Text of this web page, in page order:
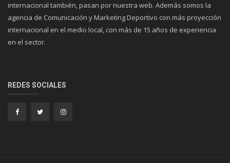
internacional también, pasan por nuestra web. Además somos la
agencia de Comunicación y Marketing Deportivo con más proyección
internacional en el medio local, con más de 15 años de experiencia
en el sector.
REDES SOCIALES